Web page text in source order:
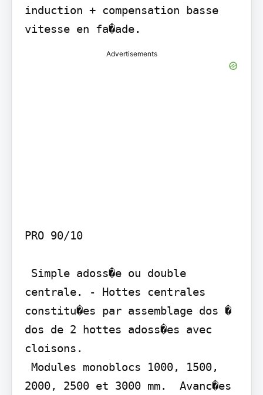
induction + compensation basse
vitesse en fa�ade.
Advertisements
PRO 90/10
centrale. - Hottes centrales
constitu�es par assemblage dos �
dos de 2 hottes adoss�es avec
cloisons.
2000, 2500 et 3000 mm.  Avanc�es